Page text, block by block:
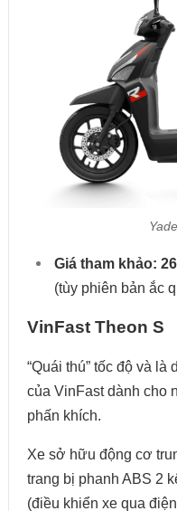
Giá tham khảo:
(tùy phiên bản ắc
VinFast Theon S
“Quái thú” tốc độ và
của VinFast dành cho
phấn khích.
Xe sở hữu động cơ
trang bị phanh ABS 2
(điều khiển xe qua